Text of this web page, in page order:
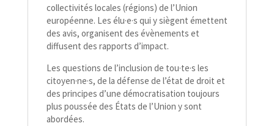
collectivités locales (régions) de l’Union
européenne. Les élu·e·s qui y siègent émettent
des avis, organisent des évènements et
diffusent des rapports d’impact.
Les questions de l’inclusion de tou·te·s les
citoyen·ne·s, de la défense de l’état de droit et
des principes d’une démocratisation toujours
plus poussée des États de l’Union y sont
abordées.